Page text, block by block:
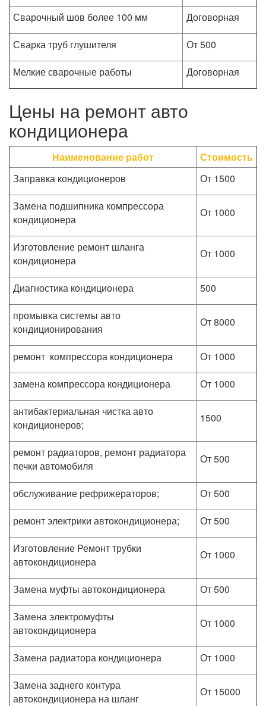
Сварочный шов более 100 мм
Договорная
Сварка труб глушителя
От 500
Мелкие сварочные работы
Договорная
Цены на ремонт авто
кондиционера
Наименование работ
Стоимость
Заправка кондиционеров
От 1500
Замена подшипника компрессора
кондиционера
От 1000
Изготовление ремонт шланга
кондиционера
От 1000
Диагностика кондиционера
500
промывка системы авто
кондиционирования
От 8000
ремонт компрессора кондиционера
От 1000
замена компрессора кондиционера
От 1000
антибактериальная чистка авто
кондиционеров;
1500
ремонт радиаторов, ремонт радиатора
печки автомобиля
От 500
обслуживание рефрижераторов;
От 500
ремонт электрики автокондиционера;
От 500
Изготовление Ремонт трубки
автокондиционера
От 1000
Замена муфты автокондиционера
От 500
Замена электромуфты
автокондиционера
От 1000
Замена радиатора кондиционера
От 1000
Замена заднего контура
автокондиционера на шланг
От 15000